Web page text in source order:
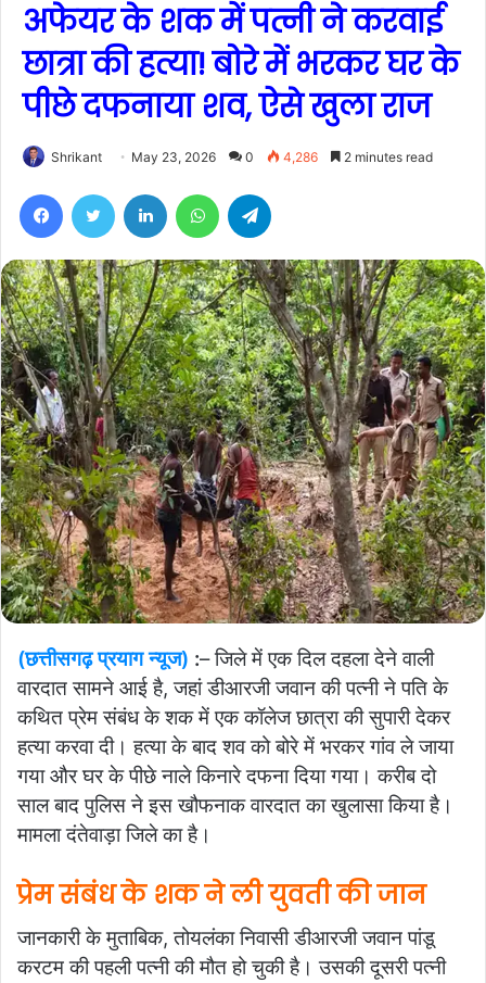
अफेयर के शक में पत्नी ने करवाई
छात्रा की हत्या! बोरे में भरकर घर के
पीछे दफनाया शव, ऐसे खुला राज
Shrikant May 23, 2026 0 4,286 2 minutes read
(छत्तीसगढ़ प्रयाग न्यूज) :– जिले में एक दिल दहला देने वाली
वारदात सामने आई है, जहां डीआरजी जवान की पत्नी ने पति के
कथित प्रेम संबंध के शक में एक कॉलेज छात्रा की सुपारी देकर
हत्या करवा दी। हत्या के बाद शव को बोरे में भरकर गांव ले जाया
गया और घर के पीछे नाले किनारे दफना दिया गया। करीब दो
साल बाद पुलिस ने इस खौफनाक वारदात का खुलासा किया है।
मामला दंतेवाड़ा जिले का है।
प्रेम संबंध के शक ने ली युवती की जान
जानकारी के मुताबिक, तोयलंका निवासी डीआरजी जवान पांडू
करटम की पहली पत्नी की मौत हो चुकी है। उसकी दूसरी पत्नी